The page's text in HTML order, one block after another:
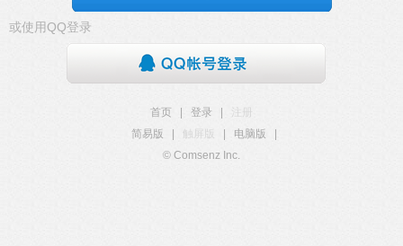
或使用QQ登录
首页 登录
注册
简易版
触屏版 电脑版
© Comsenz Inc.